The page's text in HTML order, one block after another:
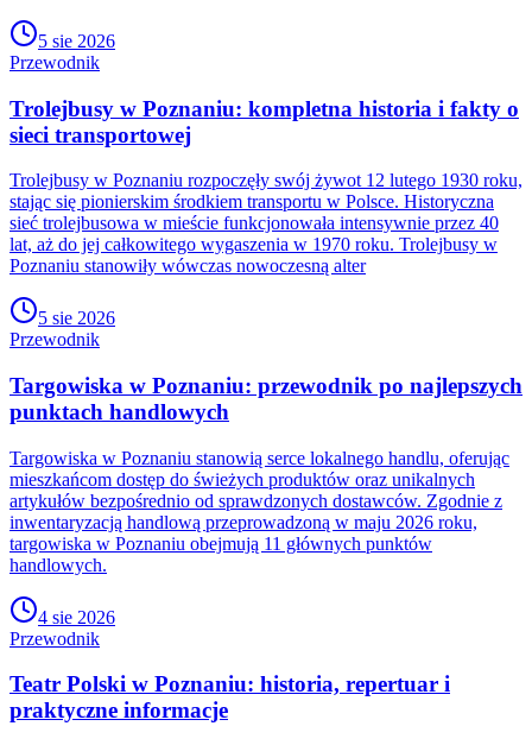
5 sie 2026
Przewodnik
Trolejbusy w Poznaniu: kompletna historia i fakty o
sieci transportowej
Trolejbusy w Poznaniu rozpoczęły swój żywot 12 lutego 1930 roku,
stając się pionierskim środkiem transportu w Polsce. Historyczna
sieć trolejbusowa w mieście funkcjonowała intensywnie przez 40
lat, aż do jej całkowitego wygaszenia w 1970 roku. Trolejbusy w
Poznaniu stanowiły wówczas nowoczesną alter
5 sie 2026
Przewodnik
Targowiska w Poznaniu: przewodnik po najlepszych
punktach handlowych
Targowiska w Poznaniu stanowią serce lokalnego handlu, oferując
mieszkańcom dostęp do świeżych produktów oraz unikalnych
artykułów bezpośrednio od sprawdzonych dostawców. Zgodnie z
inwentaryzacją handlową przeprowadzoną w maju 2026 roku,
targowiska w Poznaniu obejmują 11 głównych punktów
handlowych.
4 sie 2026
Przewodnik
Teatr Polski w Poznaniu: historia, repertuar i
praktyczne informacje